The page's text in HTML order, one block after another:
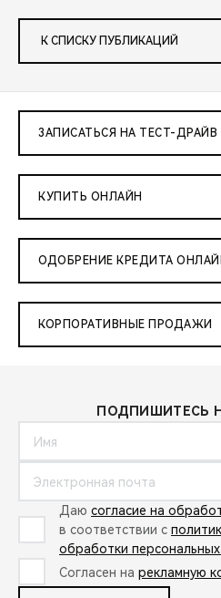
К СПИСКУ ПУБЛИКАЦИЙ
ЗАПИСАТЬСЯ НА ТЕСТ-ДРАЙВ
КУПИТЬ ОНЛАЙН
ОДОБРЕНИЕ КРЕДИТА
КОРПОРАТИВНЫЕ ПРОДАЖИ
ПОДПИШИТЕСЬ
Даю согласие на
в соответствии с
обработки
Согласен на рекламную